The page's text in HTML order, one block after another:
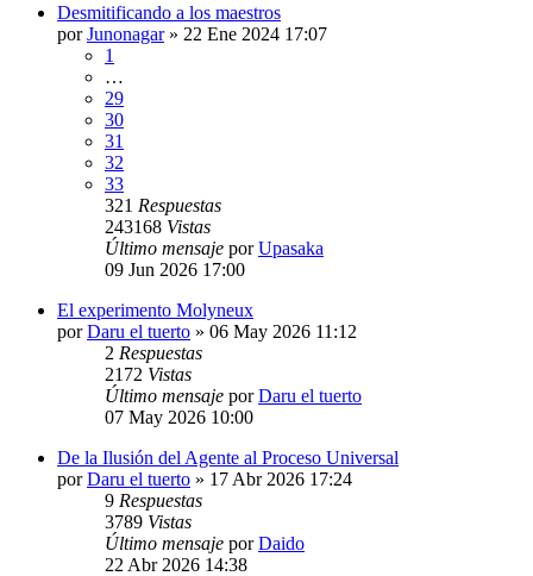
Desmitificando a los maestros
porJunonagar» 22 Ene 2024 17:07
1
…
29
30
31
32
33
321 Respuestas
243168 Vistas
Último mensaje porUpasaka
09 Jun 2026 17:00
El experimento Molyneux
porDaru el tuerto » 06 May 2026 11:12
2 Respuestas
2172 Vistas
Último mensaje porDaru el tuerto
07 May 2026 10:00
De la Ilusión del Agente al Proceso Universal
porDaru el tuerto » 17 Abr 2026 17:24
9 Respuestas
3789 Vistas
Último mensaje porDaido
22 Abr 2026 14:38